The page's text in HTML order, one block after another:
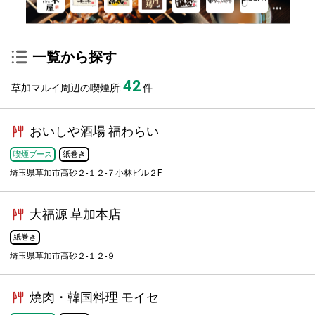
一覧から探す
草加マルイ周辺の喫煙所:42件
おいしや酒場 福わらい
喫煙ブース 紙巻き
埼玉県草加市高砂２-１２-７小林ビル２F
大福源 草加本店
紙巻き
埼玉県草加市高砂２-１２-９
焼肉・韓国料理 モイセ